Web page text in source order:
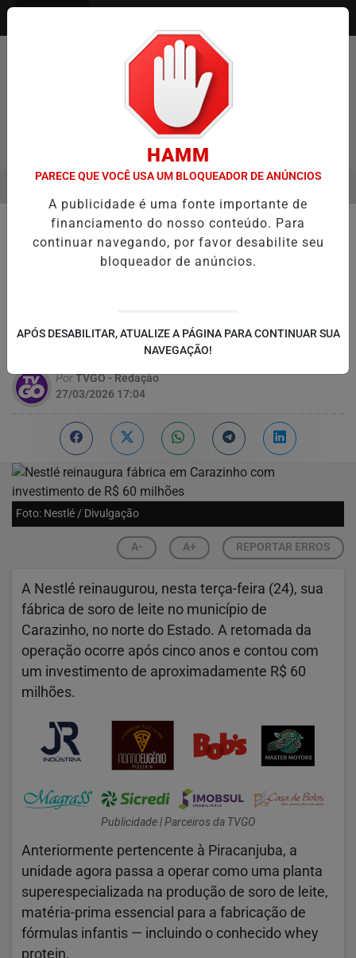
EM ALTA
🏭 ECONOMIA E NEGÓCIOS
Nestlé reinaugura fábrica em
Carazinho com investimento de R$
investimento de R$ 60 milhões
PorTVGO - Redação
27/03/2026 17:04
Foto: Nestlé / Divulgação
A- A+ REPORTAR ERROS
A Nestlé reinaugurou, nesta terça-feira (24), sua
fábrica de soro de leite no município de
Carazinho, no norte do Estado. A retomada da
operação ocorre após cinco anos e contou com
um investimento de aproximadamente R$ 60
milhões.
Publicidade | Parceiros da TVGO
Anteriormente pertencente à Piracanjuba, a
unidade agora passa a operar como uma planta
superespecializada na produção de soro de leite,
matéria-prima essencial para a fabricação de
fórmulas infantis — incluindo o conhecido whey
protein.
HAMM
PARECE QUE VOCÊ USA UM BLOQUEADOR DE ANÚNCIOS
A publicidade é uma fonte importante de
financiamento do nosso conteúdo. Para
continuar navegando, por favor desabilite seu
bloqueador de anúncios.
APÓS DESABILITAR, ATUALIZE A PÁGINA PARA CONTINUAR SUA
NAVEGAÇÃO!